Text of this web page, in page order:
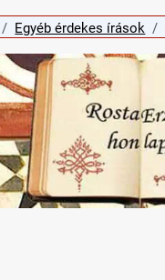
Egyéb érdekes írások